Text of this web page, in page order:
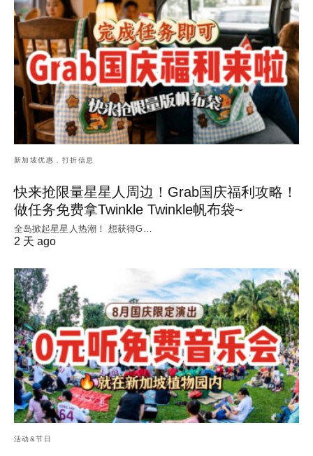
新加坡优惠，打折信息
快来抢限量星星人周边！Grab国庆福利攻略！
做任务免费拿Twinkle Twinkle帆布袋~
全岛掀起星星人热潮！ 想获得G…
2 天 ago
活动&节日